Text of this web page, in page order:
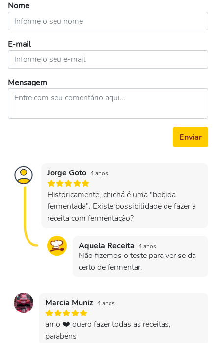
Nome
E-mail
Mensagem
Enviar
Jorge Goto 4 anos
Historicamente, chichá é uma "bebida
fermentada". Existe possibilidade de fazer a
receita com fermentação?
Aquela Receita 4 anos
Não fizemos o teste para ver se da
certo de fermentar.
Marcia Muniz 4 anos
amo ❤️ quero fazer todas as receitas,
parabéns